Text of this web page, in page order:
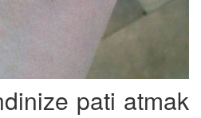
pati atmak